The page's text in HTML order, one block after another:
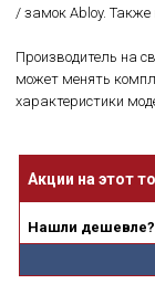
/ замок Abloy.
Производитель на
может менять
характеристики
Акции на этот
Нашли